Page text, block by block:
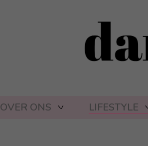
OVER ONS LIFESTYLE